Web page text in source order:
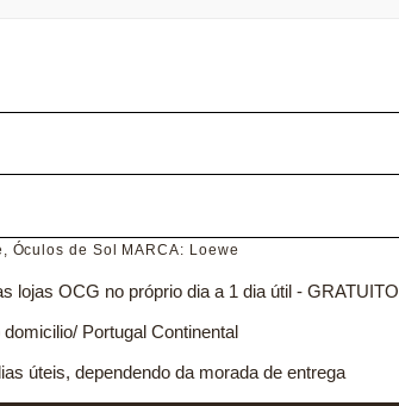
Óculos de Sol MARCA: Loewe
lojas OCG no próprio dia a 1 dia útil - GRATUITO
domicilio/ Portugal Continental
úteis, dependendo da morada de entrega